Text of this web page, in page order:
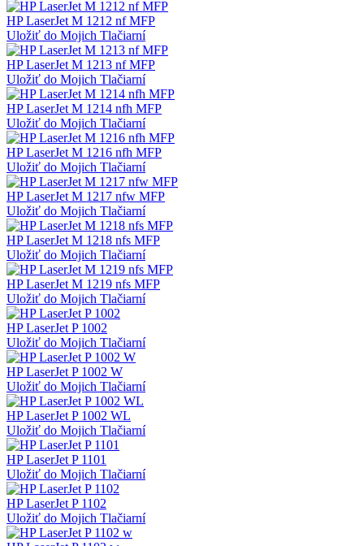
HP LaserJet M 1212 nf MFP
Uložiť do Mojich Tlačiarní
HP LaserJet M 1213 nf MFP
Uložiť do Mojich Tlačiarní
HP LaserJet M 1214 nfh MFP
Uložiť do Mojich Tlačiarní
HP LaserJet M 1216 nfh MFP
Uložiť do Mojich Tlačiarní
HP LaserJet M 1217 nfw MFP
Uložiť do Mojich Tlačiarní
HP LaserJet M 1218 nfs MFP
Uložiť do Mojich Tlačiarní
HP LaserJet M 1219 nfs MFP
Uložiť do Mojich Tlačiarní
HP LaserJet P 1002
Uložiť do Mojich Tlačiarní
HP LaserJet P 1002 W
Uložiť do Mojich Tlačiarní
HP LaserJet P 1002 WL
Uložiť do Mojich Tlačiarní
HP LaserJet P 1101
Uložiť do Mojich Tlačiarní
HP LaserJet P 1102
Uložiť do Mojich Tlačiarní